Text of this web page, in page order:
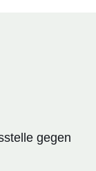
gegen